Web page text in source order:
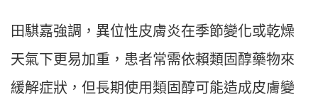
田騏嘉強調，異位性皮膚炎在季節變化或乾燥
天氣下更易加重，患者常需依賴類固醇藥物來
緩解症狀，但長期使用類固醇可能造成皮膚變